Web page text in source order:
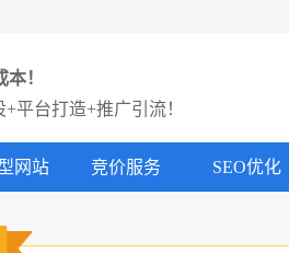
！
平台打造+推广引流！
网站 竞价服务 SEO优化